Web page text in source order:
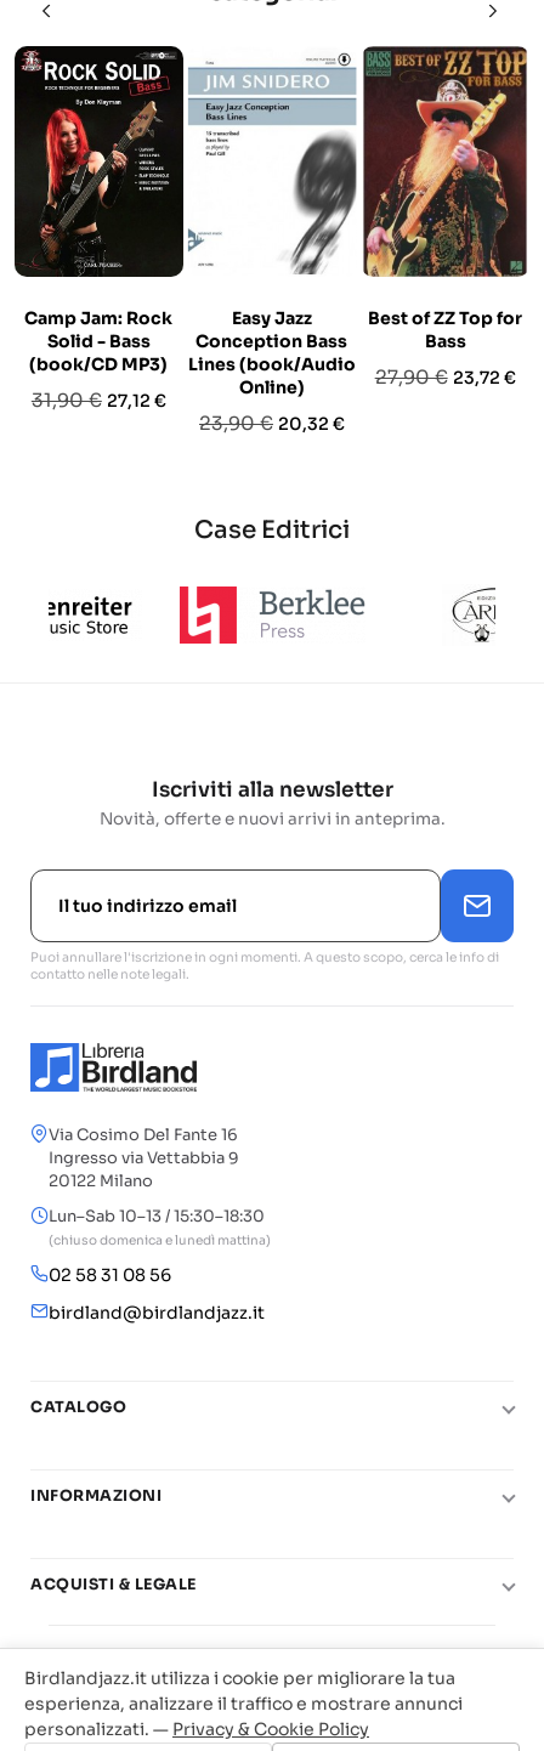
Camp Jam: Rock
Solid - Bass
(book/CD MP3)
Prezzo
31,90 € Prezzo
27,12 €
Easy Jazz
Conception Bass
Lines (book/Audio
Online)
Prezzo
23,90 € Prezzo
20,32 €
Best of ZZ Top for
Bass
Prezzo
27,90 € Prezzo
23,72 €
Case Editrici
Iscriviti alla newsletter
Novità, offerte e nuovi arrivi in anteprima.
Puoi annullare l'iscrizione in ogni momenti. A questo scopo, cerca le info di
contatto nelle note legali.
Via Cosimo Del Fante 16
Ingresso via Vettabbia 9
20122 Milano
Lun–Sab 10–13 / 15:30–18:30
(chiuso domenica e lunedì mattina)
02 58 31 08 56
birdland@birdlandjazz.it
CATALOGO
Chitarra
Basso e contrabbasso
Big Band
Offerte
INFORMAZIONI
Carta del Docente
ACQUISTI & LEGALE
Condizioni di utilizzo
Privacy & Cookie
Birdland Milano. P.Iva 12093700156
Web Agency Milano
Birdlandjazz.it utilizza i cookie per migliorare la tua
esperienza, analizzare il traffico e mostrare annunci
personalizzati. — Privacy & Cookie Policy